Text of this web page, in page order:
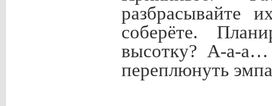
разбрасывайте
соберёте.
высотку? А-а-
переплюнуть